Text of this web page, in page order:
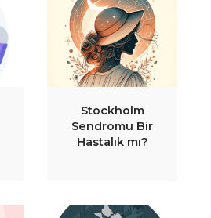
Stockholm
Sendromu Bir
Hastalık mı?